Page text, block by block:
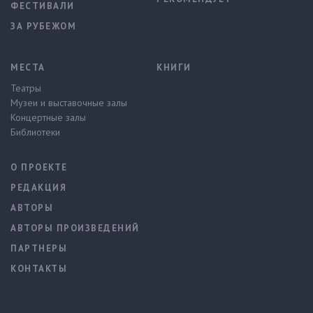
ФЕСТИВАЛИ
ЗА РУБЕЖОМ
МЕСТА
Театры
Музеи и выставочные залы
Концертные залы
Библиотеки
КНИГИ
О ПРОЕКТЕ
РЕДАКЦИЯ
АВТОРЫ
АВТОРЫ ПРОИЗВЕДЕНИЙ
ПАРТНЕРЫ
КОНТАКТЫ